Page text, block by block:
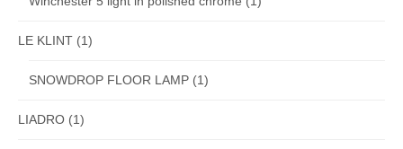
LE KLINT (1)
SNOWDROP FLOOR LAMP (1)
LIADRO (1)